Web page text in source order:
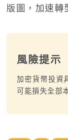
版圖，加速轉
風險提示
加密貨幣投資
可能損失全部